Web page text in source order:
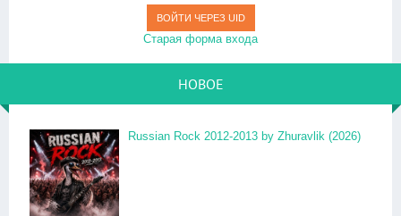
ВОЙТИ ЧЕРЕЗ UID
Старая форма входа
НОВОЕ
Russian Rock 2012-2013 by Zhuravlik (2026)